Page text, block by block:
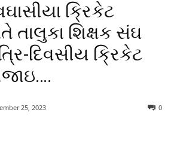
ક્રિકેટ
તાલુકા શિક્ષક સંઘ
દિવસીય ક્રિકેટ
25, 2023 0